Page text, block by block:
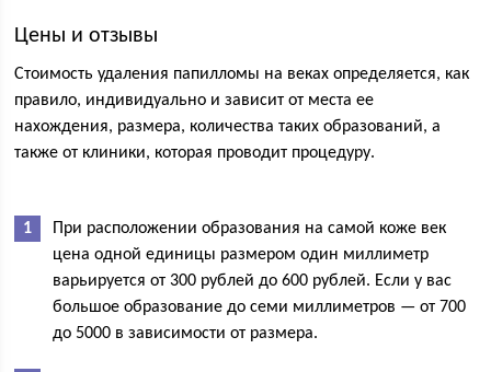
Цены и отзывы
Стоимость удаления папилломы на веках определяется, как
правило, индивидуально и зависит от места ее
нахождения, размера, количества таких образований, а
также от клиники, которая проводит процедуру.
При расположении образования на самой коже век
цена одной единицы размером один миллиметр
варьируется от 300 рублей до 600 рублей. Если у вас
большое образование до семи миллиметров — от 700
до 5000 в зависимости от размера.